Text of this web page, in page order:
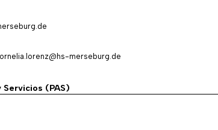
merseburg.de
Servicios (PAS)